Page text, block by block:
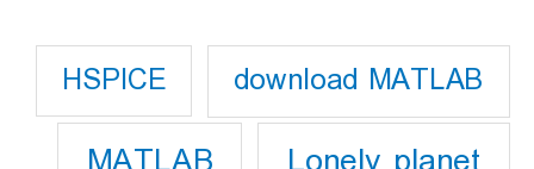
download MATLAB
HSPICE